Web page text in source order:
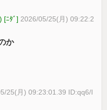
[ﾆﾀﾞ] 2026/05/25(月) 09:22:2
か
25(月) 09:23:01.39 ID:qq6/I